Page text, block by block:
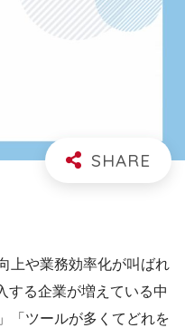
上や業務効率化が叫ばれ
する企業が増えている中
「ツールが多くてどれを